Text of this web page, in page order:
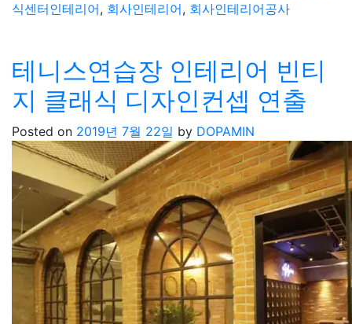
식센터인테리어, 회사인테리어, 회사인테리어공사
테니스연습장 인테리어 빈티
지 클래식 디자인컨셉 연출
Posted on 2019년 7월 22일 by DOPAMIN